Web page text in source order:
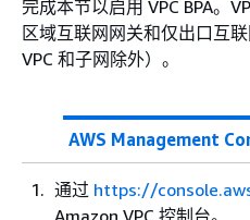
完成本节以启用 VPC BPA。
区域互联网网关和仅出口互
VPC 和子网除外）。
AWS Management
通过 https://